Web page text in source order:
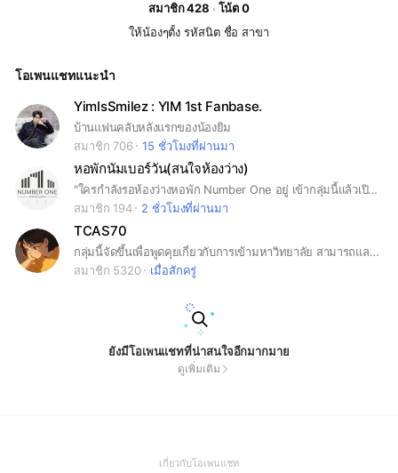
สมาชิก 428
โน้ต 0
ให้น้องๆตั้ง รหัสนิต ชื่อ สาขา
โอเพนแชทแนะนำ
YimIsSmilez : YIM 1st Fanbase.
บ้านแฟนคลับหลังแรกของน้องยิม
สมาชิก 706
15 ชั่วโมงที่ผ่านมา
หอพักนัมเบอร์วัน(สนใจห้องว่าง)
​"ใครกำลังรอห้องว่างหอพัก Number One อยู่ เข้ากลุ่มนี้แล้วเปิดแจ้งเตือนไว้เลย! ​ ทันทีที่มีห้องว่างหลุดมา ทางหอพักจะโพสต์แจ้งลงในกลุ่มนี้ทันทีค่ะ สิทธิ์จะเป็นของ 'คนที่พิมพ์คำว่า สนใจ เป็นคนแรก' เท่านั้น (ใครไวกว่าได้ห้องไปเลย!) ​ เมื่อได้คิวเป็นคนแรกแล้ว ให้รีบทักไลน์ส่วนตัวของทางหอพักมาทันที เพื่อทำเรื่องเอกสารและดำเนินการจองตามขั้นตอนต่อไปค่ะ ​ ทางหอจะยึดหน้าจอ LINE OpenChat ของฝั่งแอดมิน (ทางหอพัก) เป็นหลัก เพราะบางทีเน็ตของคนเล่นอาจจะช้าเร็วไม่เท่ากัน ทำให้หน้าจอเห็นตัวเองขึ้นก่อน มารอลุ้นห้องว่างไปด้วยกันนะคะ ขอให้โชคดีได้ห้องที่เล็งไว้ค่ะทุกคน " ขอความกรุณางดฝากร้าน งดแชร์ลิงก์ลูกโซ่/พนัน เพื่อความสะอาดของห้องแชทนะคะ"
สมาชิก 194
2 ชั่วโมงที่ผ่านมา
TCAS70
กลุ่มนี้จัดขึ้นเพื่อพูดคุยเกี่ยวกับการเข้ามหาวิทยาลัย สามารถแลกเปลี่ยนข้อมูลและความรู้ได้เลยค่ะ #dek70 #dek71 #dek72 #เด็กซิ่ว
สมาชิก 5320
เมื่อสักครู่
ยังมีโอเพนแชทที่น่าสนใจอีกมากมาย
ดูเพิ่มเติม
เกี่ยวกับโอเพนแชท(Open